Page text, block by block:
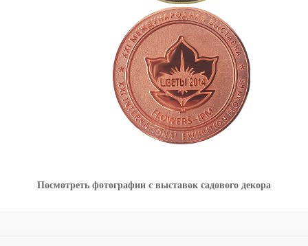
Посмотреть фотографии с выставок садового декора